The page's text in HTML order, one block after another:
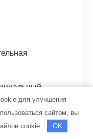
клуб отдыха
для улучшения
сайтом, вы
cookie.
OK